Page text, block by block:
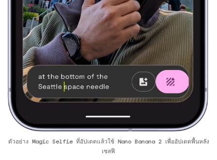
ตัวอย่าง Magic Selfie ที่อัปเดตแล้วใช้ Nano Banana 2 เพื่ออัปเดตพื้นหลัง
เซลฟี